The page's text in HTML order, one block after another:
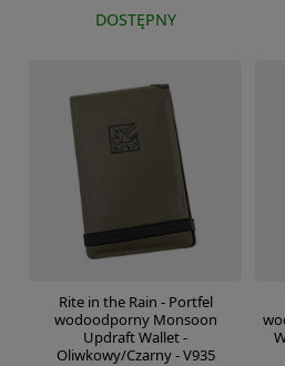
DOSTĘPNY
Rite in the Rain - Portfel
wodoodporny Monsoon
Updraft Wallet -
Oliwkowy/Czarny - V935